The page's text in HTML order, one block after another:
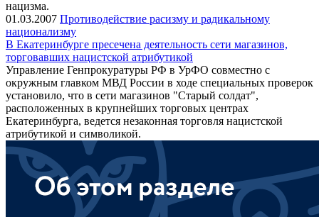
нацизма.
01.03.2007 Противодействие расизму и радикальному
национализму
В Екатеринбурге пресечена деятельность сети магазинов,
торговавших нацистской атрибутикой
Управление Генпрокуратуры РФ в УрФО совместно с
окружным главком МВД России в ходе специальных проверок
установило, что в сети магазинов "Старый солдат",
расположенных в крупнейших торговых центрах
Екатеринбурга, ведется незаконная торговля нацистской
атрибутикой и символикой.